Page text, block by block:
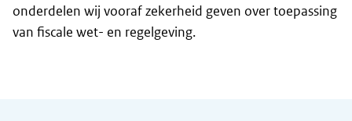
onderdelen wij vooraf zekerheid geven over toepassing
van fiscale wet- en regelgeving.